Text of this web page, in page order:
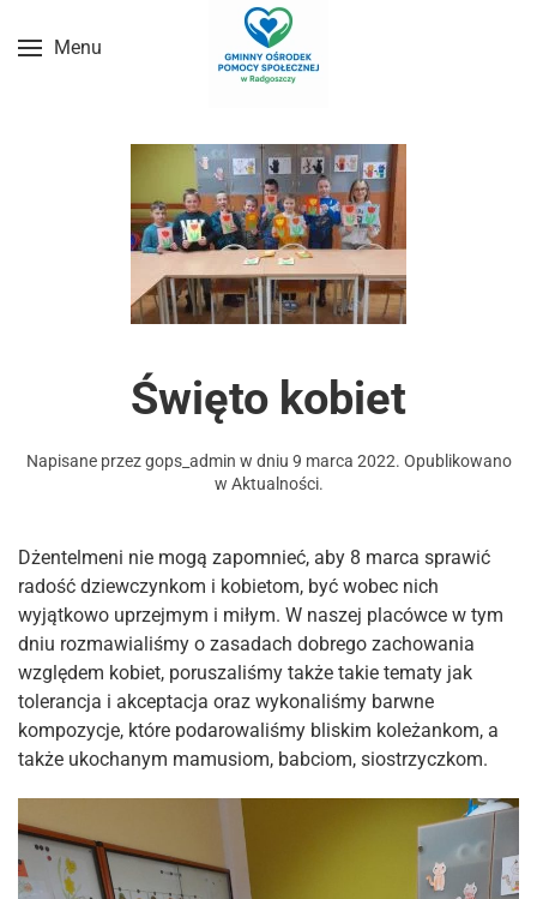
Przejdź do treści głównej
Menu
Święto kobiet
Napisane przezgops_admin w dniu 9 marca 2022. Opublikowano
w Aktualności.
Dżentelmeni nie mogą zapomnieć, aby 8 marca sprawić
radość dziewczynkom i kobietom, być wobec nich
wyjątkowo uprzejmym i miłym. W naszej placówce w tym
dniu rozmawialiśmy o zasadach dobrego zachowania
względem kobiet, poruszaliśmy także takie tematy jak
tolerancja i akceptacja oraz wykonaliśmy barwne
kompozycje, które podarowaliśmy bliskim koleżankom, a
także ukochanym mamusiom, babciom, siostrzyczkom.